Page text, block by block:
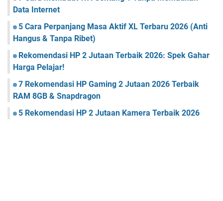
Data Internet
5 Cara Perpanjang Masa Aktif XL Terbaru 2026 (Anti
Hangus & Tanpa Ribet)
Rekomendasi HP 2 Jutaan Terbaik 2026: Spek Gahar
Harga Pelajar!
7 Rekomendasi HP Gaming 2 Jutaan 2026 Terbaik
RAM 8GB & Snapdragon
5 Rekomendasi HP 2 Jutaan Kamera Terbaik 2026